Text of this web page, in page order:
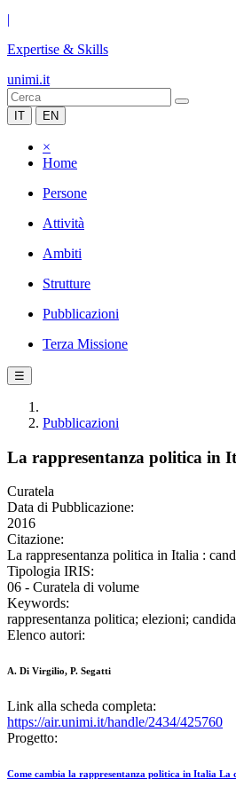
|
Expertise & Skills
unimi.it
IT EN
×
Home
Persone
Attività
Ambiti
Strutture
Pubblicazioni
Terza Missione
☰
Pubblicazioni
La rappresentanza politica in
Curatela
Data di Pubblicazione:
2016
Citazione:
La rappresentanza politica in Italia :
Tipologia IRIS:
06 - Curatela di volume
Keywords:
rappresentanza politica; elezioni;
Elenco autori:
A. Di Virgilio, P. Segatti
Link alla scheda completa:
https://air.unimi.it/handle/2434/425760
Progetto:
Come cambia la rappresentanza politica in Italia La